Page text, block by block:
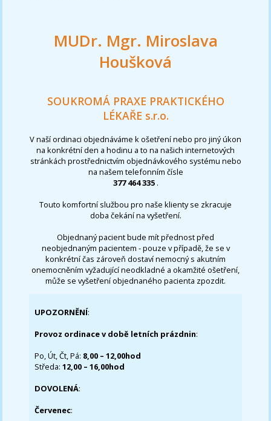
MUDr. Mgr. Miroslava
Houšková
SOUKROMÁ PRAXE PRAKTICKÉHO
LÉKAŘE s.r.o.
V naší ordinaci objednáváme k ošetření nebo pro jiný úkon
na konkrétní den a hodinu a to na našich internetových
stránkách prostřednictvím objednávkového systému nebo
na našem telefonním čísle
377 464 335 .
Touto komfortní službou pro naše klienty se zkracuje
doba čekání na vyšetření.
Objednaný pacient bude mít přednost před
neobjednaným pacientem - pouze v případě, že se v
konkrétní čas zároveň dostaví nemocný s akutním
onemocněním vyžadující neodkladné a okamžité ošetření,
může se vyšetření objednaného pacienta zpozdit.
UPOZORNĚNÍ:
Provoz ordinace v době letních prázdnin:
Po, Út, Čt, Pá: 8,00 – 12,00hod
Středa:12,00 – 16,00hod
DOVOLENÁ:
Červenec: